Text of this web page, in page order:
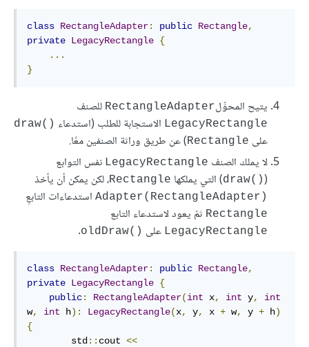
class RectangleAdapter: public Rectangle,
private LegacyRectangle {
...
}
يتيح المحوِّل‎RectangleAdapter‎ للصنف
‎LegacyRectangle‎ الاستجابة للطلب (استدعاء ‎draw()‎
على ‎Rectangle‎) عن طريق وراثة الصنفين معًا.
لا يملك الصنف ‎LegacyRectangle‎ نفس التوابع
(
‎draw()‎) التي يملكها ‎Rectangle‎، لكن يمكن أن يأخذ
Adapter(RectangleAdapter)‎ استدعاءات التابعِ
‎Rectangle‎ ثمّ يعود لاستدعاء التابع
‎LegacyRectangle‎ على ‎oldDraw()‎
.
class RectangleAdapter: public Rectangle,
private LegacyRectangle {
public: RectangleAdapter(int x, int y,
int
w, int h): LegacyRectangle(x, y, x + w, y + h)
{
        std
:: cout <<